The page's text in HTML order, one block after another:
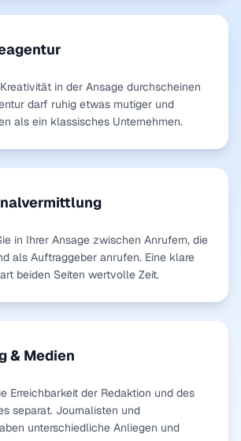
in der Ansage durchscheinen
darf ruhig etwas mutiger und
als ein klassisches Unternehmen.
in Ihrer Ansage zwischen Anrufern, die
als Auftraggeber anrufen. Eine klare
beiden Seiten wertvolle Zeit.
& Medien
Erreichbarkeit der Redaktion und des
separat. Journalisten und
unterschiedliche Anliegen und